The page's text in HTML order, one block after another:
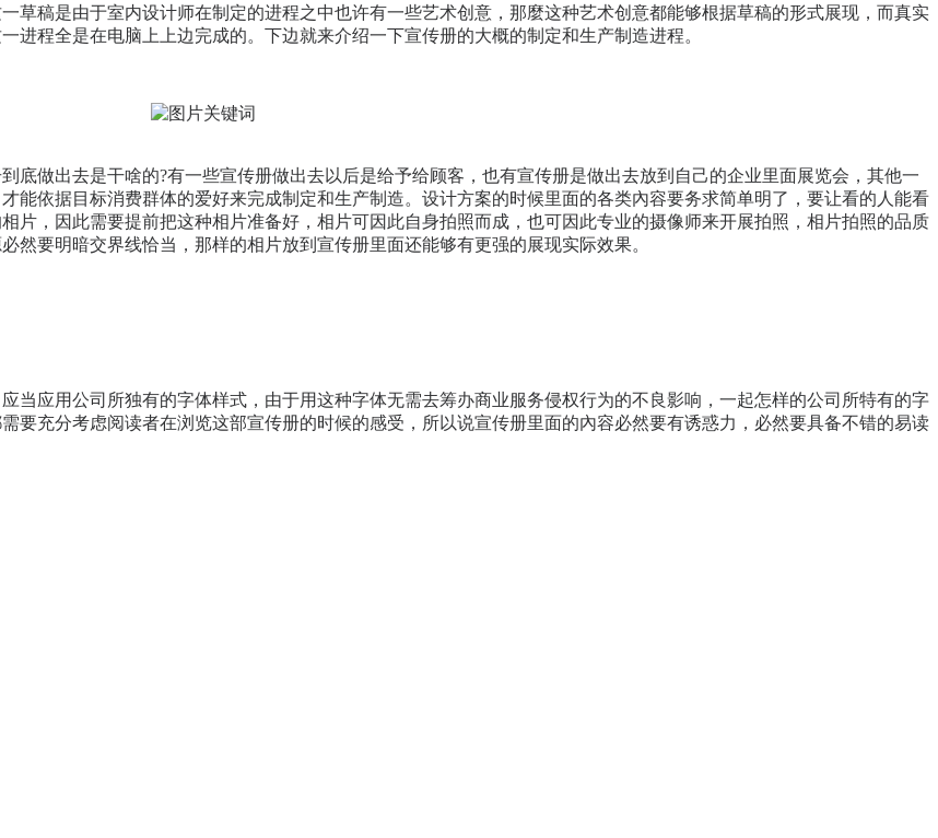
草稿是由于室内设计师在制定的进程之中也许有一些艺术创意，那麼这种艺术创意都能够根据草稿的形式展现，而真实
程全是在电脑上上边完成的。下边就来介绍一下宣传册的大概的制定和生产制造进程。
底做出去是干啥的?有一些宣传册做出去以后是给予给顾客，也有宣传册是做出去放到自己的企业里面展览会，其他一
能依据目标消费群体的爱好来完成制定和生产制造。设计方案的时候里面的各类內容要务求简单明了，要让看的人能看
片，因此需要提前把这种相片准备好，相片可因此自身拍照而成，也可因此专业的摄像师来开展拍照，相片拍照的品质
要明暗交界线恰当，那样的相片放到宣传册里面还能够有更强的展现实际效果。
当应用公司所独有的字体样式，由于用这种字体无需去筹办商业服务侵权行为的不良影响，一起怎样的公司所特有的字
要充分考虑阅读者在浏览这部宣传册的时候的感受，所以说宣传册里面的內容必然要有诱惑力，必然要具备不错的易读